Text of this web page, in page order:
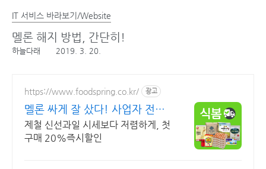
IT 서비스 바라보기/Website
멜론 해지 방법, 간단히!
하늘다래 2019. 3. 20.
https://www.foodspring.co.kr/ 광고
멜론 싸게 잘 샀다! 사업자 전용
특가
제철 신선과일 시세보다 저렴하게, 첫
구매 20%즉시할인